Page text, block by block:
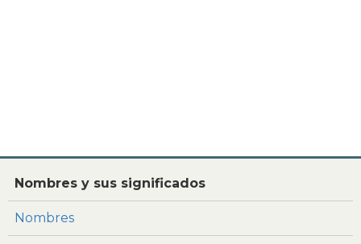
Nombres y sus significados
Nombres